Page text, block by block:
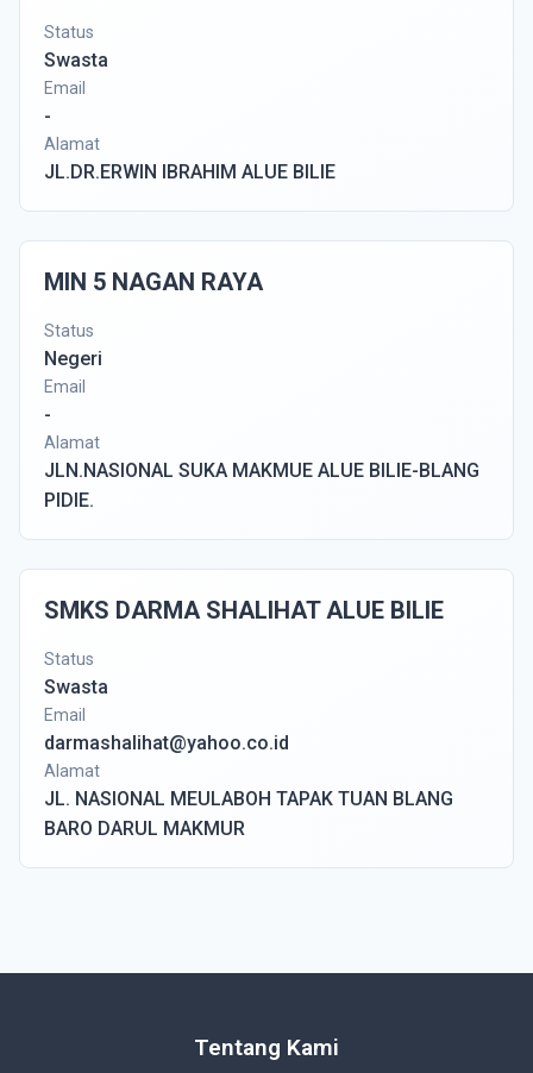
Status
Swasta
Email
-
Alamat
JL.DR.ERWIN IBRAHIM ALUE BILIE
MIN 5 NAGAN RAYA
Status
Negeri
Email
-
Alamat
JLN.NASIONAL SUKA MAKMUE ALUE BILIE-BLANG
PIDIE.
SMKS DARMA SHALIHAT ALUE BILIE
Status
Swasta
Email
darmashalihat@yahoo.co.id
Alamat
JL. NASIONAL MEULABOH TAPAK TUAN BLANG
BARO DARUL MAKMUR
Tentang Kami